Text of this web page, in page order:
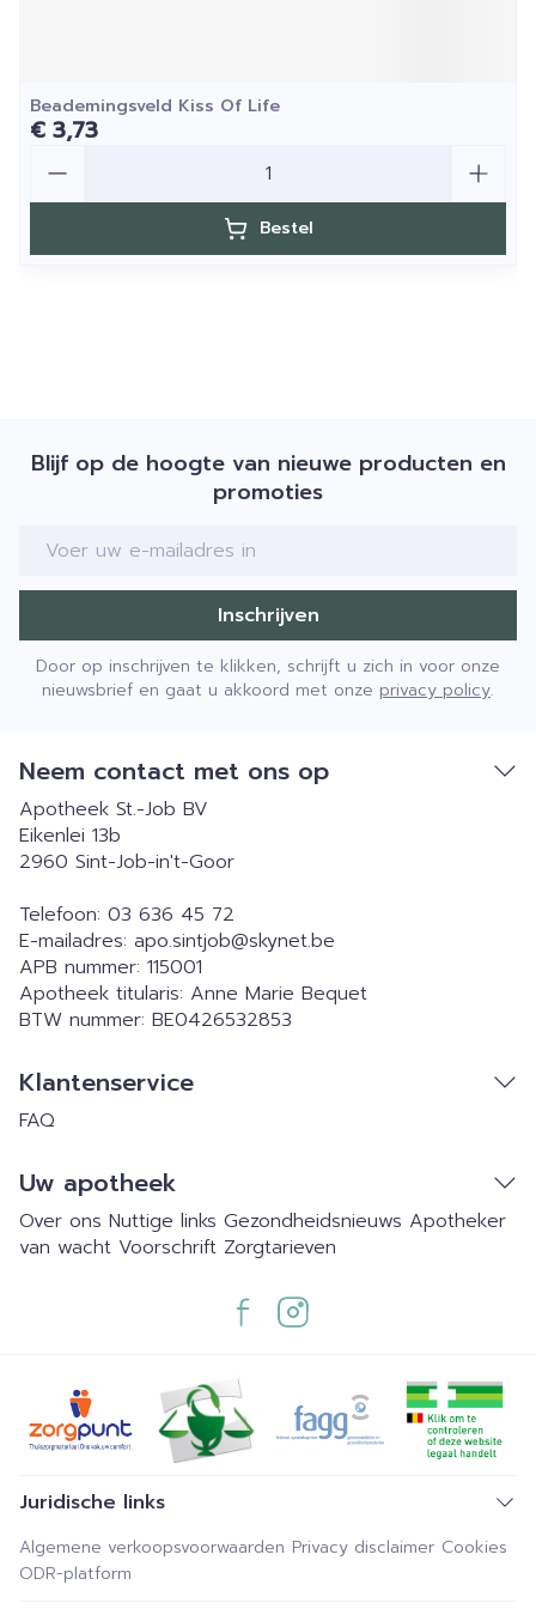
Beademingsveld Kiss Of Life
€ 3,73
Bestel
Blijf op de hoogte van nieuwe producten en
promoties
E-mail adres
Inschrijven
Door op inschrijven te klikken, schrijft u zich in voor onze
nieuwsbrief en gaat u akkoord met onze privacy policy.
Neem contact met ons op
Apotheek St.-Job BV
Eikenlei 13b
2960 Sint-Job-in't-Goor
Telefoon: 03 636 45 72
E-mailadres: apo.sintjob@skynet.be
APB nummer: 115001
Apotheek titularis: Anne Marie Bequet
BTW nummer: BE0426532853
Klantenservice
FAQ
Uw apotheek
Over ons Nuttige links Gezondheidsnieuws Apotheker
van wacht Voorschrift Zorgtarieven
Juridische links
Algemene verkoopsvoorwaarden Privacy disclaimer Cookies
ODR-platform